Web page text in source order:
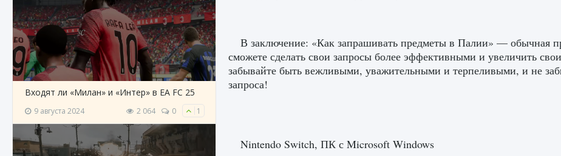
Входят ли «Милан» и «Интер» в EA FC 25
9 августа 2024 2 064 0 1
В заключение: «Как запрашивать предметы в Палии» — обычная
сможете сделать свои запросы более эффективными и увеличить
забывайте быть вежливыми, уважительными и терпеливыми, и не
запроса!
Nintendo Switch, ПК с Microsoft Windows